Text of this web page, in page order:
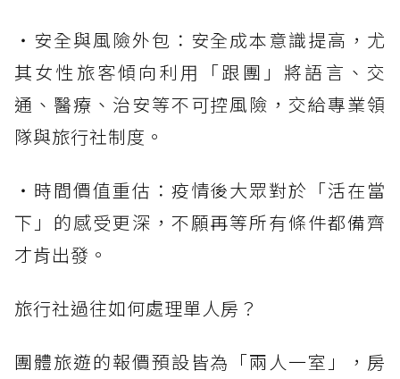
・安全與風險外包：安全成本意識提高，尤
其女性旅客傾向利用「跟團」將語言、交
通、醫療、治安等不可控風險，交給專業領
隊與旅行社制度。
・時間價值重估：疫情後大眾對於「活在當
下」的感受更深，不願再等所有條件都備齊
才肯出發。
旅行社過往如何處理單人房？
團體旅遊的報價預設皆為「兩人一室」，房